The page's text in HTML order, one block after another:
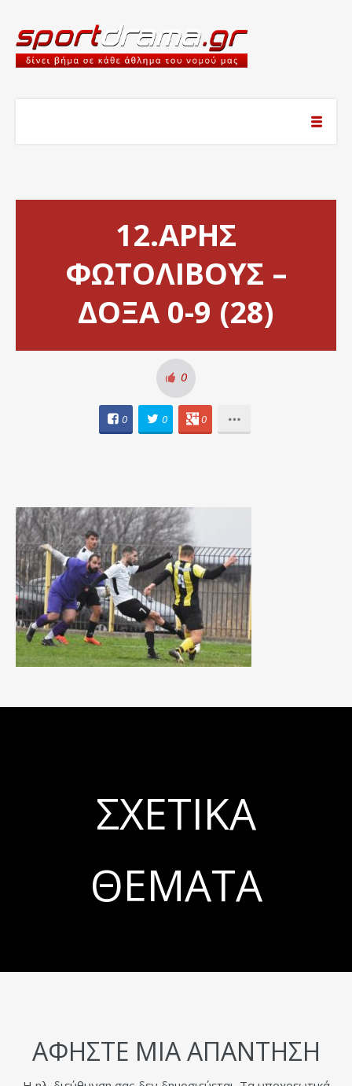
12.ΑΡΗΣ
ΦΩΤΟΛΙΒΟΥΣ –
ΔΟΞΑ 0-9 (28)
0
0 0 0
ΣΧΕΤΙΚΆ
ΘΈΜΑΤΑ
ΑΦΉΣΤΕ ΜΙΑ ΑΠΆΝΤΗΣΗ